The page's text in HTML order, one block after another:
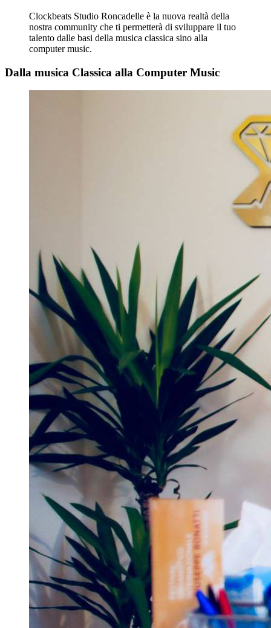
Clockbeats Studio Roncadelle è la nuova realtà della
nostra community che ti permetterà di sviluppare il tuo
talento dalle basi della musica classica sino alla
computer music.
Dalla musica Classica alla Computer Music